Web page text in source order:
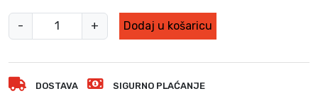
-
E
a
+ Dodaj u košaricu
DOSTAVA SIGURNO PLAĆANJE